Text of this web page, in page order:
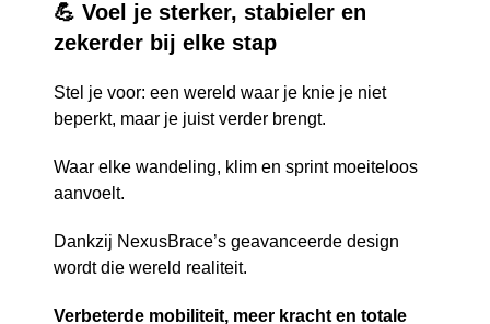
💪 Voel je sterker, stabieler en
zekerder bij elke stap
Stel je voor: een wereld waar je knie je niet
beperkt, maar je juist verder brengt.
Waar elke wandeling, klim en sprint moeiteloos
aanvoelt.
Dankzij NexusBrace’s geavanceerde design
wordt die wereld realiteit.
Verbeterde mobiliteit, meer kracht en totale